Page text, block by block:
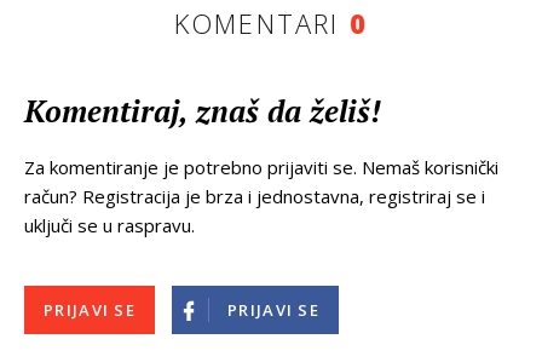
KOMENTARI 0
Komentiraj, znaš da želiš!
Za komentiranje je potrebno prijaviti se. Nemaš korisnički
račun? Registracija je brza i jednostavna, registriraj se i
uključi se u raspravu.
PRIJAVI SE PRIJAVI SE